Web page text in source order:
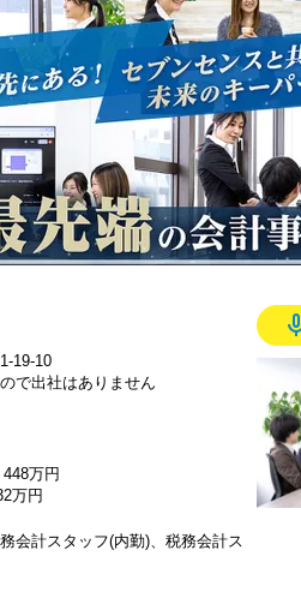
、以前より成長スピードが上がったと
良い職場だと感じています。
19-10
で出社はありません
448万円
万円
会計スタッフ(内勤)、税務会計ス